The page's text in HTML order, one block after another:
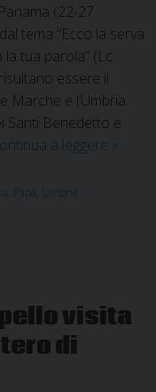
(22-27
tema “Ecco la serva
tua parola” (Lc
essere il
Marche e l’Umbria.
Santi Benedetto e
a leggere »
Papa Umbria
visita
di